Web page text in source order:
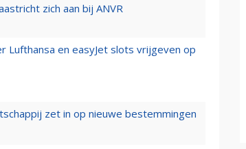
zich aan bij ANVR
en easyJet slots vrijgeven op
zet in op nieuwe bestemmingen